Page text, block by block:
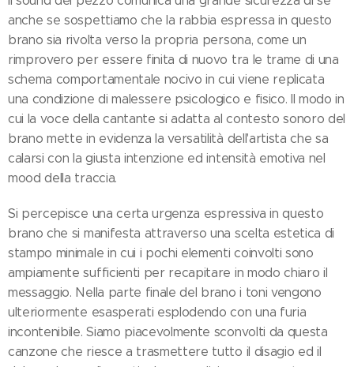
anche se sospettiamo che la rabbia espressa in questo
brano sia rivolta verso la propria persona, come un
rimprovero per essere finita di nuovo tra le trame di una
schema comportamentale nocivo in cui viene replicata
una condizione di malessere psicologico e fisico. Il modo in
cui la voce della cantante si adatta al contesto sonoro del
brano mette in evidenza la versatilità dell'artista che sa
calarsi con la giusta intenzione ed intensità emotiva nel
mood della traccia.
Si percepisce una certa urgenza espressiva in questo
brano che si manifesta attraverso una scelta estetica di
stampo minimale in cui i pochi elementi coinvolti sono
ampiamente sufficienti per recapitare in modo chiaro il
messaggio. Nella parte finale del brano i toni vengono
ulteriormente esasperati esplodendo con una furia
incontenibile. Siamo piacevolmente sconvolti da questa
canzone che riesce a trasmettere tutto il disagio ed il